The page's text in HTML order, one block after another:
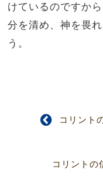
けているのですか
分を清め、神を畏
う。
コリント
コリントの